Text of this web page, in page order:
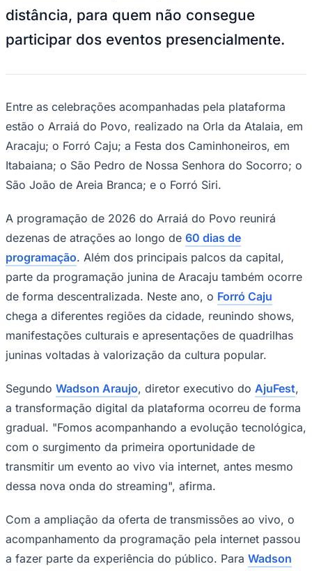
MLB
Atletismo
Vôlei
Brasileirão Série A
Brasileirão Série B
Copa do Brasil
Libertadores
Sul-Americana
Copa América
Premier League
La Liga
Bundesliga
Times - Ir direto
distância, para quem não consegue
participar dos eventos presencialmente.
Entre as celebrações acompanhadas pela plataforma
estão o Arraiá do Povo, realizado na Orla da Atalaia, em
Aracaju; o Forró Caju; a Festa dos Caminhoneiros, em
Itabaiana; o São Pedro de Nossa Senhora do Socorro; o
São João de Areia Branca; e o Forró Siri.
A programação de 2026 do Arraiá do Povo reunirá
dezenas de atrações ao longo de 60 dias de
programação. Além dos principais palcos da capital,
parte da programação junina de Aracaju também ocorre
de forma descentralizada. Neste ano, o Forró Caju
chega a diferentes regiões da cidade, reunindo shows,
manifestações culturais e apresentações de quadrilhas
juninas voltadas à valorização da cultura popular.
Segundo Wadson Araujo, diretor executivo do AjuFest,
a transformação digital da plataforma ocorreu de forma
gradual. "Fomos acompanhando a evolução tecnológica,
com o surgimento da primeira oportunidade de
transmitir um evento ao vivo via internet, antes mesmo
dessa nova onda do streaming", afirma.
Com a ampliação da oferta de transmissões ao vivo, o
acompanhamento da programação pela internet passou
a fazer parte da experiência do público. Para Wadson